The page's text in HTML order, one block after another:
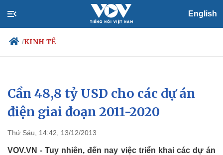
English
/KINH TẾ
Chính trị
Đảng
Tổ chức nhân sự
Nhận diện sự thật
Xã hội
Tin 24h
Dự báo thời tiết
Việc làm
Cần 48,8 tỷ USD cho các dự án
điện giai đoạn 2011-2020
Thứ Sáu, 14:42, 13/12/2013
VOV.VN - Tuy nhiên, đến nay việc triển khai các dự án